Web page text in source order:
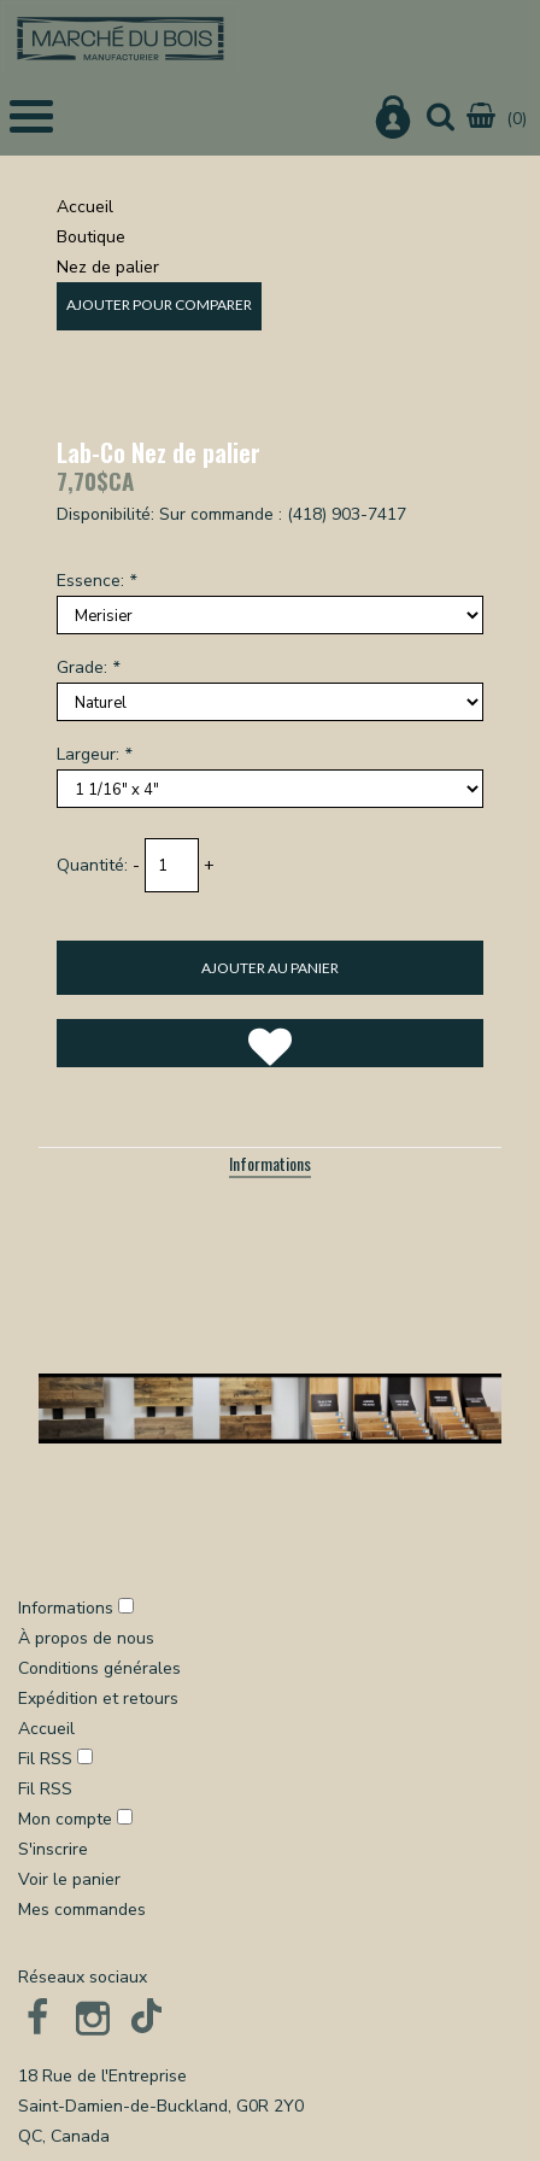
(0)
Accueil
Boutique
Nez de palier
AJOUTER POUR COMPARER
Lab-Co Nez de palier
7,70$CA
Disponibilité: Sur commande : (418) 903-7417
Essence: *
Grade: *
Largeur: *
Quantité: - +
AJOUTER AU PANIER
Informations
Informations
À propos de nous
Conditions générales
Expédition et retours
Accueil
Fil RSS
Fil RSS
Mon compte
S'inscrire
Voir le panier
Mes commandes
Réseaux sociaux
18 Rue de l'Entreprise
Saint-Damien-de-Buckland, G0R 2Y0
QC, Canada